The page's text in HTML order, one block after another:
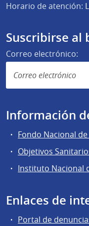
Horario de atención:
Suscribirse al
Correo electrónico:
Información
Fondo Nacional
Objetivos
Instituto Nacional
Enlaces de
Portal de